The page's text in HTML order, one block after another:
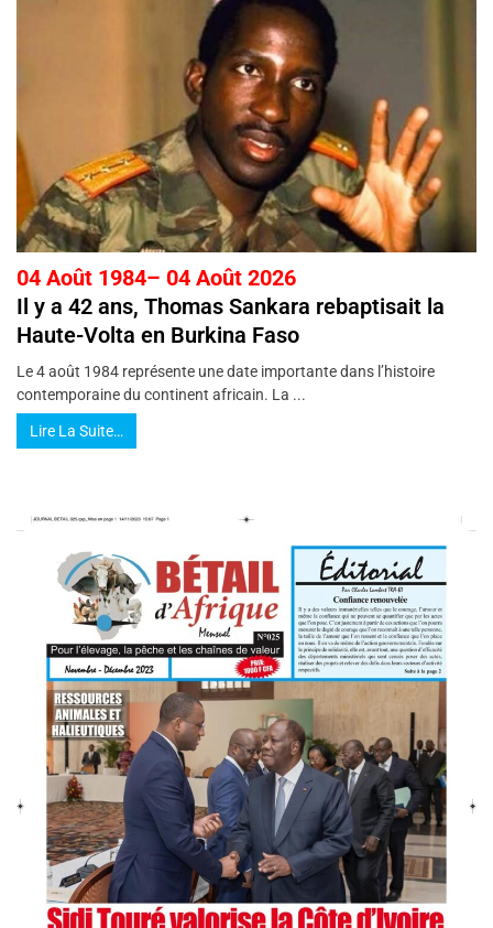
04 Août 1984– 04 Août 2026
Il y a 42 ans, Thomas Sankara rebaptisait la
Haute-Volta en Burkina Faso
Le 4 août 1984 représente une date importante dans l’histoire
contemporaine du continent africain. La ...
Lire La Suite…